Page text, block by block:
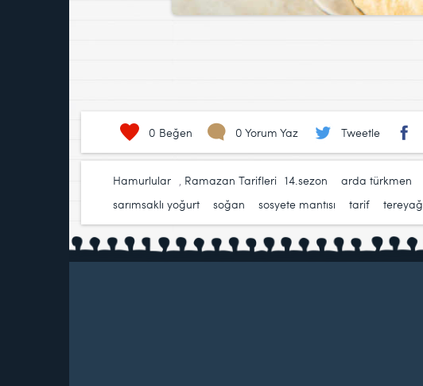
0 Beğen 0 Yorum Yaz Tweetle
Hamurlular , Ramazan Tarifleri 14.sezon arda türkmen
sarımsaklı yoğurt
soğan sosyete mantısı tarif tereyağ